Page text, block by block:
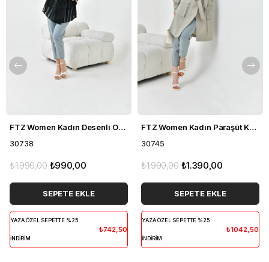
FTZ Women Kadın Desenli Organze Kap Siyah 30738
30738
₺990,00
₺1.990,00
SEPETE EKLE
YAZA ÖZEL SEPETTE %25
İNDİRİM
₺742,50
FTZ Women Kadın Paraşüt Kap Gri 30745
30745
₺1.390,00
₺1.990,00
SEPETE EKLE
YAZA ÖZEL SEPETTE %25
İNDİRİM
₺1042,50